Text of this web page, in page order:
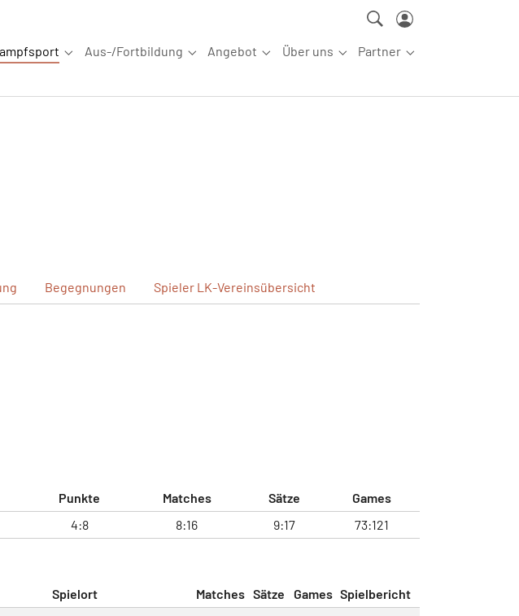
"Blog" Submenu for "Wettkampfsport"
Aus-/Fortbildung
Submenu for "Aus-/Fortbildung"
Angebot
Submenu for "Angebot"
Über uns
Submenu for "Über uns"
Partner
Submenu for
Begegnungen Spieler LK-Vereinsübersicht
Punkte Matches Sätze
Games
4:8 8:16 9:17 73:121
Spielort Matches Sätze Games Spielbericht